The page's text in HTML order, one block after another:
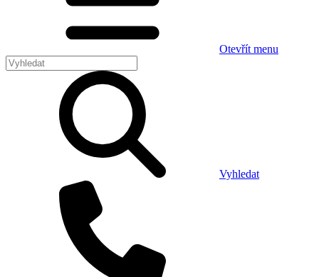
Otevřít menu
Vyhledat